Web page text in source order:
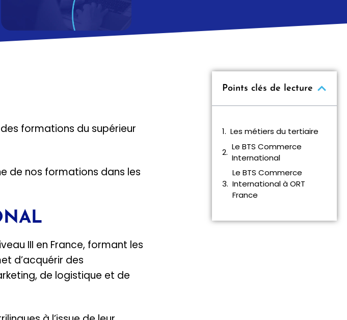
formations du supérieur
de nos formations dans les
III en France, formant les
d’acquérir des
de logistique et de
Points clés de lecture
Les métiers du tertiaire
Le BTS Commerce
International
Le BTS Commerce
International à ORT
France